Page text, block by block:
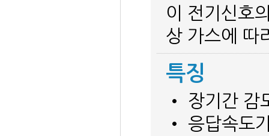
이 전기신호
상 가스에 따
특징
• 장기간 감
• 응답속도